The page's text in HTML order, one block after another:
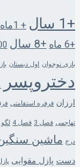
+1 سال + 1ماه
+6 ماه +8 سال
بازی نوجوان اول دبستان
دختروپسر
ارزان فرفره استقامتی
تهاجمی فصل 3 فصل 4 لگو
درج ماشین
دست پازل مقوایی